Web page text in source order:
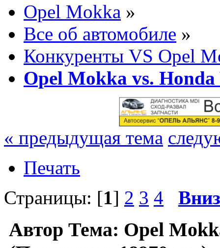
Opel Mokka »
Все об автомобиле »
Конкуренты VS Opel
Opel Mokka vs. Honda
« предыдущая тема
Печать
Страницы: [1] 2 3 4 Вниз
Автор Тема: Opel